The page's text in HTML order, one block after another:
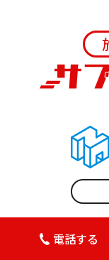
［運営・販売会社］
Webプロモーシ
電話する